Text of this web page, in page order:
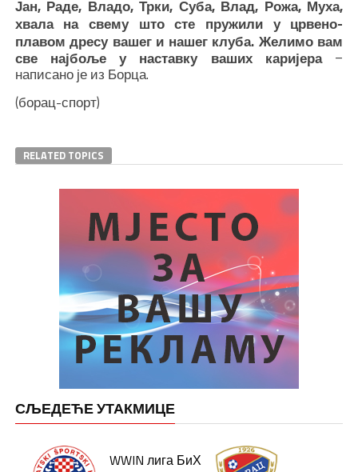
Јан, Раде, Владо, Трки, Суба, Влад, Рожа, Муха,
хвала на свему што сте пружили у црвено-
плавом дресу вашег и нашег клуба. Желимо вам
све најбоље у наставку ваших каријера–
написано је из Борца.
(борац-спорт)
RELATED TOPICS
СЉЕДЕЋЕ УТАКМИЦЕ
WWIN лига БиХ